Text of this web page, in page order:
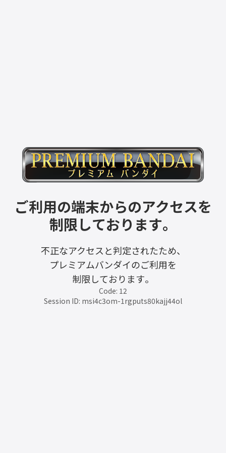
ご利用の端末からのアクセスを
制限しております。
不正なアクセスと判定されたため、
プレミアムバンダイのご利用を
制限しております。
Code: 12
Session ID: msi4c3om-1rgputs80kajj44ol